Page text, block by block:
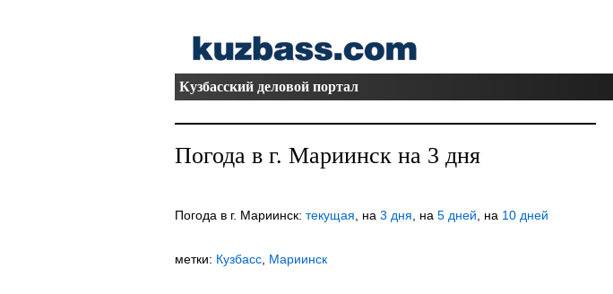
Кузбасский деловой портал
Погода в г. Мариинск на 3 дня
Погода в г. Мариинск: текущая , на 3 дня , на 5 дней , на 10 дней
метки: Кузбасс, Мариинск